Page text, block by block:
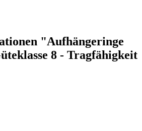
"Aufhängeringe
8 - Tragfähigkeit